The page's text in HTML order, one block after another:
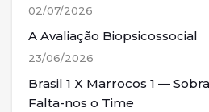
02/07/2026
A Avaliação Biopsicossocial
23/06/2026
Brasil 1 X Marrocos 1 —
Falta-nos o Time